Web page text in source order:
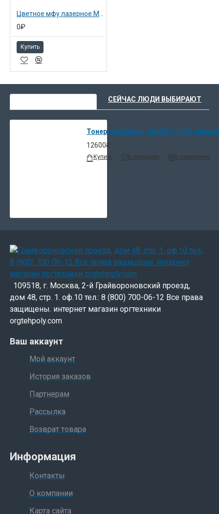
0₽
Купить
СЕЙЧАС ЛЮДИ ВЫБИРАЮТ
Тонер-картридж тип MP C6003
12600₽
Купить В закладки В сравнение
109518, г. Москва, 2-й Грайвороновский проезд,
дом 48, стр. 1. оф.10 тел.: 8 (800) 700-06-12 Все права
защищены. интернет магазин оргтехники
orgtehpoly.com
Ваш аккаунт
Мой аккаунт
История заказов
Партнерам
Рассылка
Возврат товара
Информация
Контакты
О компании
Карта сайта